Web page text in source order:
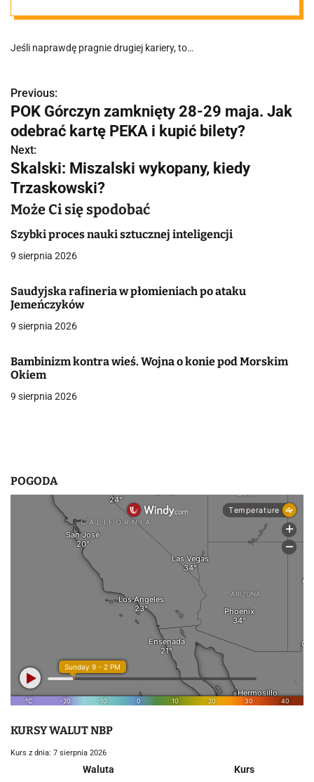
Jeśli naprawdę pragnie drugiej kariery, to…
N
a
w
i
g
a
c
j
a
p
i
Previous:
POK Górczyn zamknięty 28-29 maja. Jak
odebrać kartę PEKA i kupić bilety?
Next:
Skalski: Miszalski wykopany, kiedy
Trzaskowski?
Może Ci się spodobać
Szybki proces nauki sztucznej inteligencji
9 sierpnia 2026
Saudyjska rafineria w płomieniach po ataku
Jemeńczyków
9 sierpnia 2026
Bambinizm kontra wieś. Wojna o konie pod Morskim
Okiem
9 sierpnia 2026
POGODA
KURSY WALUT NBP
Kurs z dnia: 7 sierpnia 2026
Waluta
Kurs